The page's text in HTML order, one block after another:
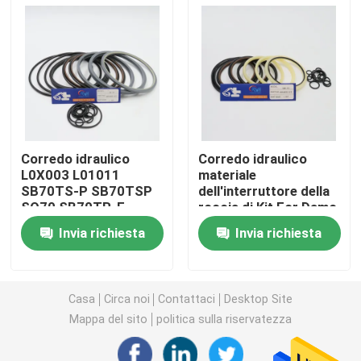
corredo della guarnizione del jcb
Corredo della guarnizione di KOMATSU
Rod Seal idraulico
Guarnizione idraulica
Parapolvere idraulica
Guarnizione idraulica del pistone
Corredo idraulico
L0X003 L01011
SB70TS-P SB70TSP
SQ70 SB70TR-F
SB70TRF della
guarnizione
dell'interruttore di
Invia richiesta
Corredo idraulico
materiale
dell'interruttore della
roccia di Kit For Damo
DMB 70 della
guarnizione del
martello di PTFE
Invia richiesta
Casa Circa noi Contattaci
Desktop Site
Mappa del sito
politica sulla riservatezza